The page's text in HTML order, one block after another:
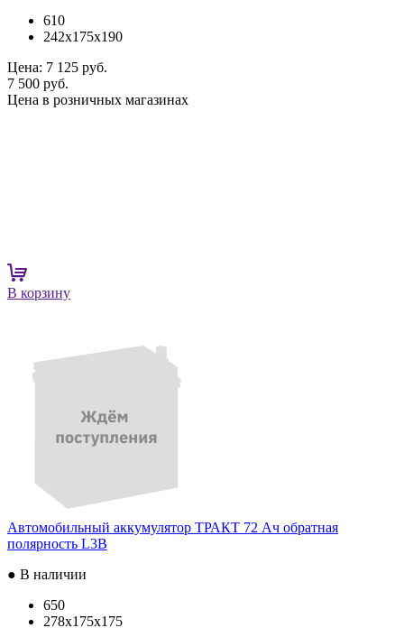
610
242x175x190
Цена: 7 125 руб.
7 500 руб.
Цена в розничных магазинах
В корзину
Автомобильный аккумулятор ТРАКТ 72 Ач обратная
полярность L3B
● В наличии
650
278x175x175